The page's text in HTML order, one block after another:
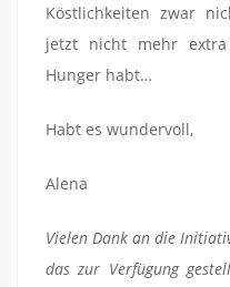
Köstlichkeiten zwar
jetzt nicht mehr
Hunger habt…
Habt es wundervoll,
Alena
Vielen Dank an die
das zur Verfügung